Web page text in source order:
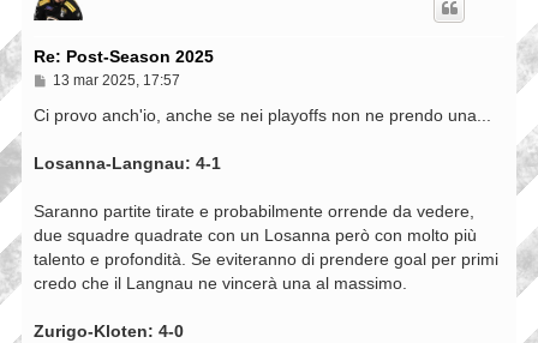
Re: Post-Season 2025
M
s
g
o
13 mar 2025, 17:57
Ci provo anch'io, anche se nei playoffs non ne prendo una...
Losanna-Langnau: 4-1
Saranno partite tirate e probabilmente orrende da vedere,
due squadre quadrate con un Losanna però con molto più
talento e profondità. Se eviteranno di prendere goal per primi
credo che il Langnau ne vincerà una al massimo.
Zurigo-Kloten: 4-0